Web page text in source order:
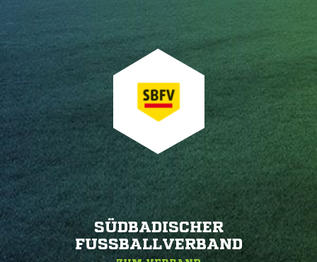
SÜDBADISCHER
FUSSBALLVERBAND